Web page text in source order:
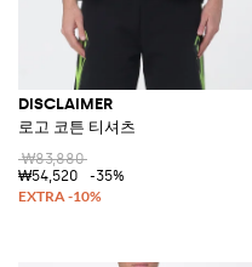
DISCLAIMER
로고 코튼 티셔츠
₩83,880
₩54,520
-35%